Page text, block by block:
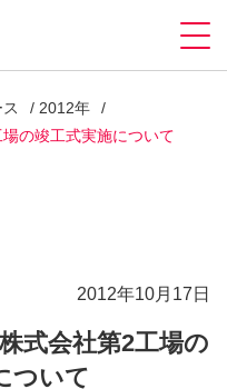
2012年
の竣工式実施について
2012年10月17日
式会社第2工場の
ついて